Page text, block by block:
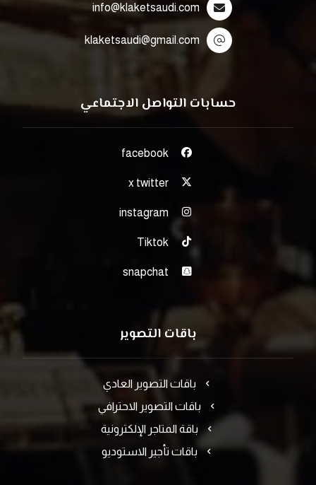
info@klaketsaudi.com
klaketsaudi@gmail.com
حسابات التواصل الاجتماعي
facebook
x twitter
instagram
Tiktok
snapchat
باقات التصوير
باقات التصوير العادي
باقات التصوير الاحترافي
باقة المتاجر الإلكترونية
باقات تأجير الاستوديو